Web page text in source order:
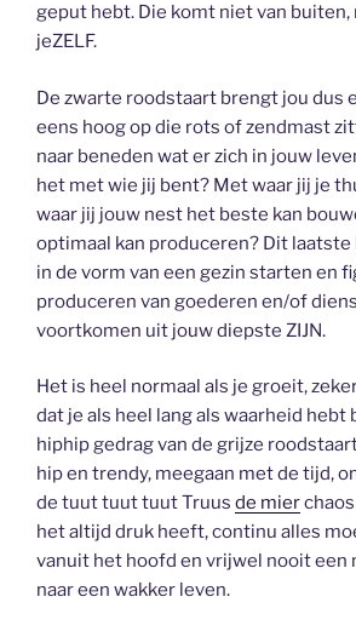
geput hebt. Die komt niet van buiten,
jeZELF.
De zwarte roodstaart brengt jou dus
eens hoog op die rots of zendmast
naar beneden wat er zich in jouw
het met wie jij bent? Met waar jij je
waar jij jouw nest het beste kan
optimaal kan produceren? Dit
in de vorm van een gezin starten en
produceren van goederen en/of
voortkomen uit jouw diepste ZIJN.
Het is heel normaal als je groeit,
dat je als heel lang als waarheid hebt
hiphip gedrag van de grijze
hip en trendy, meegaan met de tijd,
de tuut tuut tuut Truus de mier
het altijd druk heeft, continu alles
vanuit het hoofd en vrijwel nooit een
naar een wakker leven.